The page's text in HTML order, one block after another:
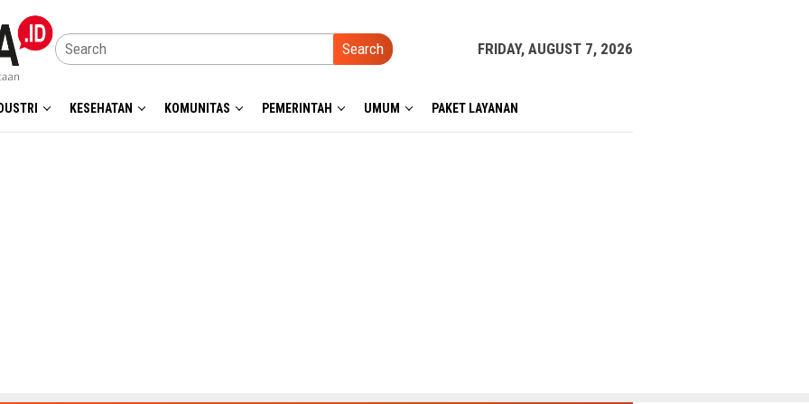
Search FRIDAY, AUGUST 7, 2026
KESEHATAN KOMUNITAS PEMERINTAH UMUM PAKET LAYANAN